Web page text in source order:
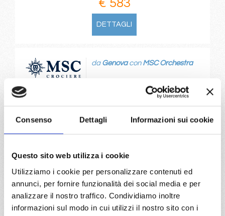
Consenso Dettagli Informazioni sui cookie
Questo sito web utilizza i cookie
Utilizziamo i cookie per personalizzare contenuti ed
annunci, per fornire funzionalità dei social media e per
analizzare il nostro traffico. Condividiamo inoltre
informazioni sul modo in cui utilizzi il nostro sito con i
€ 583
DETTAGLI
da Genovacon MSC Orchestra
21/10/2026
€ 583
a partire da